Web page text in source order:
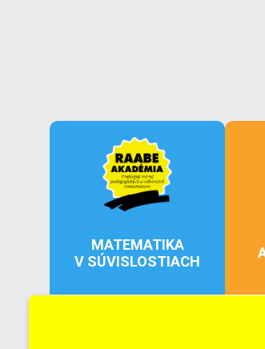
MATEMATIKA
V SÚVISLOSTIACH